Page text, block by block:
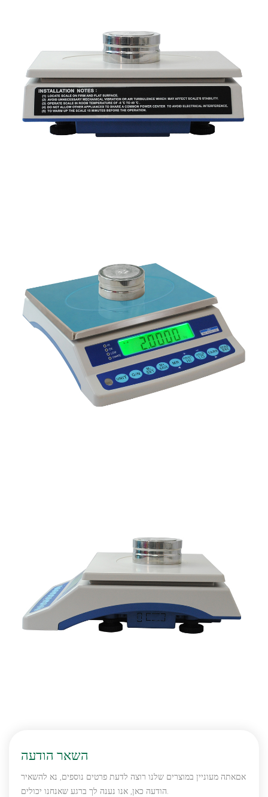
השאר הודעה
אםאתה מעוניין במוצרים שלנו רוצה לדעת פרטים נוספים, נא להשאיר
הודעה כאן, אנו נענה לך ברגע שאנחנו יכולים.